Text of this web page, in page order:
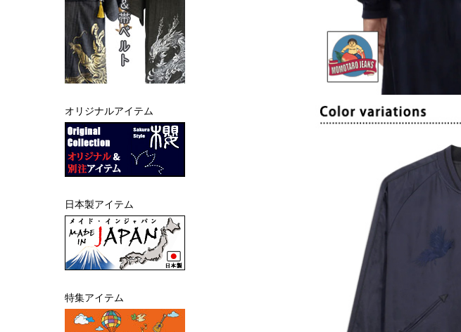
オリジナルアイテム
日本製アイテム
特集アイテム